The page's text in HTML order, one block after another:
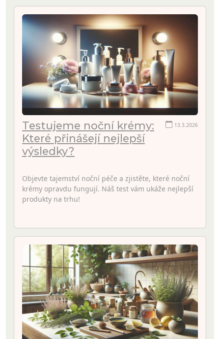
13.3.2026
Testujeme noční krémy:
Které přinášejí nejlepší
výsledky?
Objevte tajemství noční péče a zjistěte, které noční
krémy opravdu fungují. Náš test vám ukáže nejlepší
produkty na trhu!